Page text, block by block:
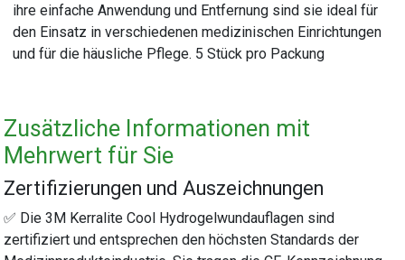
ihre einfache Anwendung und Entfernung sind sie ideal für
den Einsatz in verschiedenen medizinischen Einrichtungen
und für die häusliche Pflege. 5 Stück pro Packung
Zusätzliche Informationen mit
Mehrwert für Sie
Zertifizierungen und Auszeichnungen
✅ Die 3M Kerralite Cool Hydrogelwundauflagen sind
zertifiziert und entsprechen den höchsten Standards der